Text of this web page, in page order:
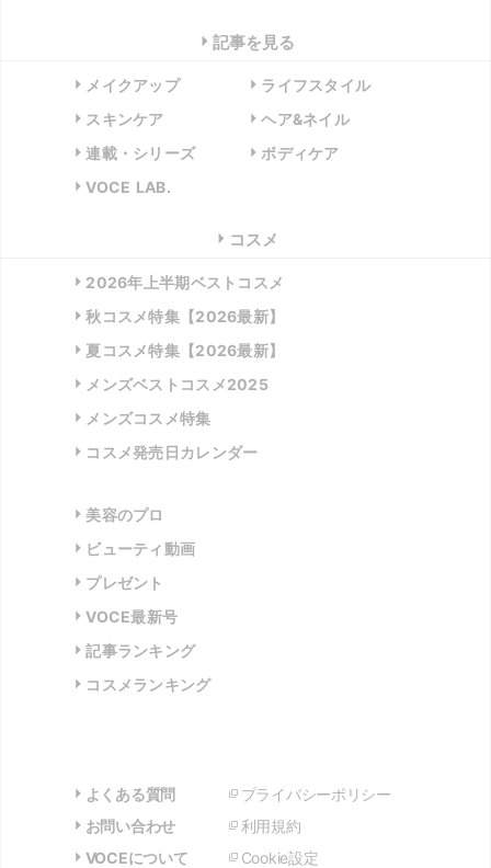
記事を見る
メイクアップ
ライフスタイル
スキンケア
ヘア&ネイル
連載・シリーズ
ボディケア
VOCE LAB.
コスメ
2026年上半期ベストコスメ
秋コスメ特集【2026最新】
夏コスメ特集【2026最新】
メンズベストコスメ2025
メンズコスメ特集
コスメ発売日カレンダー
美容のプロ
ビューティ動画
プレゼント
VOCE最新号
記事ランキング
コスメランキング
よくある質問
お問い合わせ
VOCEについて
プライバシーポリシー
利用規約
Cookie設定